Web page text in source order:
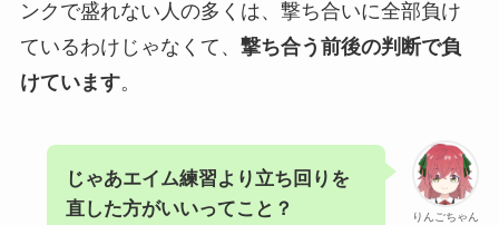
ンクで盛れない人の多くは、撃ち合いに全部負け
ているわけじゃなくて、 撃ち合う前後の判断で負
けています。
りんごちゃん
じゃあエイム練習より立ち回りを
直した方がいいってこと？